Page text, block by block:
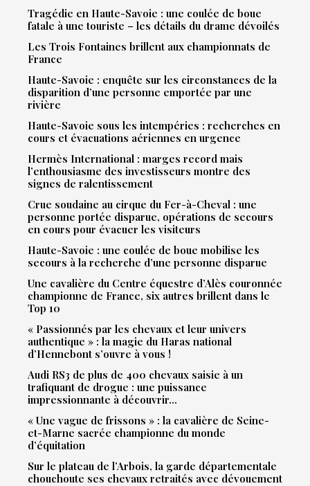
Tragédie en Haute-Savoie : une coulée de boue
fatale à une touriste – les détails du drame dévoilés
Les Trois Fontaines brillent aux championnats de
France
Haute-Savoie : enquête sur les circonstances de la
disparition d’une personne emportée par une
rivière
Haute-Savoie sous les intempéries : recherches en
cours et évacuations aériennes en urgence
Hermès International : marges record mais
l’enthousiasme des investisseurs montre des
signes de ralentissement
Crue soudaine au cirque du Fer-à-Cheval : une
personne portée disparue, opérations de secours
en cours pour évacuer les visiteurs
Haute-Savoie : une coulée de boue mobilise les
secours à la recherche d’une personne disparue
Une cavalière du Centre équestre d’Alès couronnée
championne de France, six autres brillent dans le
Top 10
« Passionnés par les chevaux et leur univers
authentique » : la magie du Haras national
d’Hennebont s’ouvre à vous !
Audi RS3 de plus de 400 chevaux saisie à un
trafiquant de drogue : une puissance
impressionnante à découvrir…
« Une vague de frissons » : la cavalière de Seine-
et-Marne sacrée championne du monde
d’équitation
Sur le plateau de l’Arbois, la garde départementale
chouchoute ses chevaux retraités avec dévouement